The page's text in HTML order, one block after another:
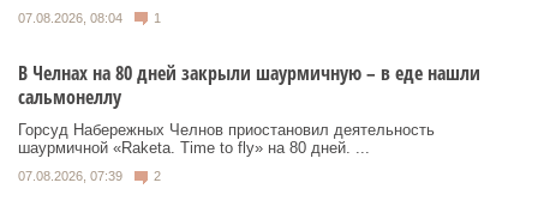
07.08.2026, 08:04 1
В Челнах на 80 дней закрыли шаурмичную – в еде нашли
сальмонеллу
Горсуд Набережных Челнов приостановил деятельность
шаурмичной «Raketa. Time to fly» на 80 дней. ...
07.08.2026, 07:39 2